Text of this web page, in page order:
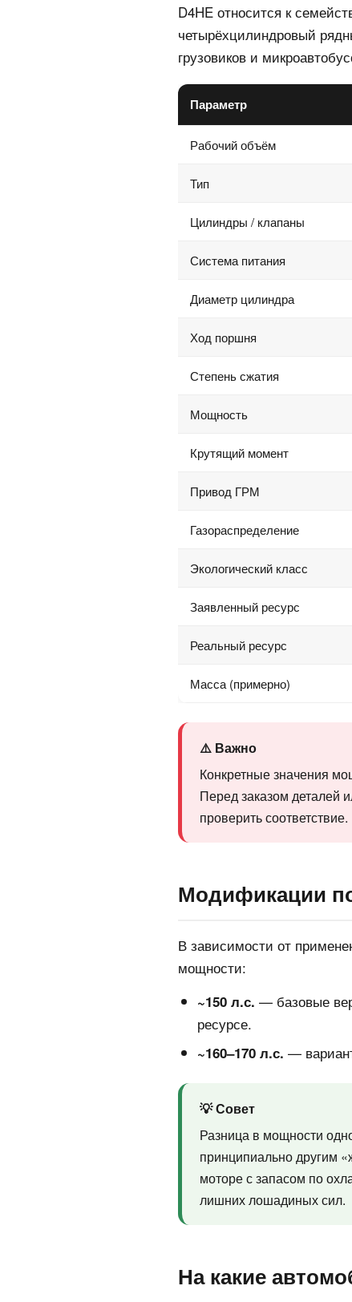
D4HE относится к
четырёхцилиндровый
грузовиков и
Параметр
Рабочий объём
Тип
Цилиндры / клапаны
Система питания
Диаметр цилиндра
Ход поршня
Степень сжатия
Мощность
Крутящий момент
Привод ГРМ
Газораспределение
Экологический класс
Заявленный ресурс
Реальный ресурс
Масса (примерно)
⚠️ Важно
Конкретные значения
Перед заказом деталей
проверить соответствие.
Модификации
В зависимости от
мощности:
~150 л.с. — базовые
ресурсе.
~160–170 л.с. —
💡 Совет
Разница в мощности
принципиально другим
моторе с запасом по
лишних лошадиных сил.
На какие